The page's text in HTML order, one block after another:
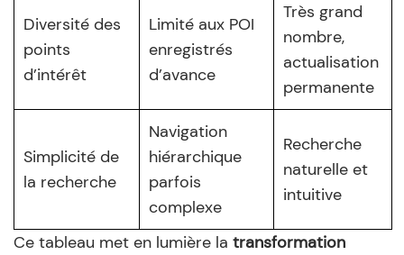
Diversité des
points
d’intérêt
Limité aux POI
enregistrés
d’avance
Très grand
nombre,
actualisation
permanente
Simplicité de
la recherche
Navigation
hiérarchique
parfois
complexe
Recherche
naturelle et
intuitive
Ce tableau met en lumière la transformation